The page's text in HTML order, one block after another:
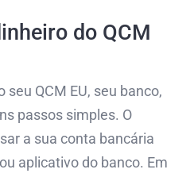
do QCM
seu QCM EU, seu banco,
passos simples. O
a sua conta bancária
aplicativo do banco. Em